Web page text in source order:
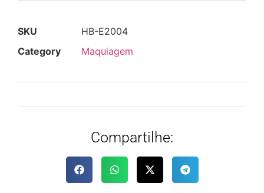
SKU
HB-E2004
Category
Maquiagem
Compartilhe: